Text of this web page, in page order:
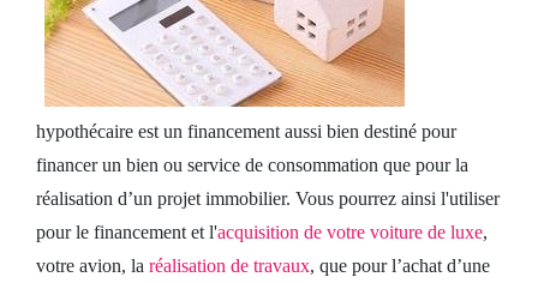
hypothécaire est un financement aussi bien destiné pour
financer un bien ou service de consommation que pour la
réalisation d’un projet immobilier. Vous pourrez ainsi l'utiliser
pour le financement et l'acquisition de votre voiture de luxe,
votre avion, la réalisation de travaux, que pour l’achat d’une
immobilier
Espace
client
Nous
contacter